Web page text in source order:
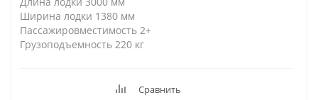
Ширина лодки 1380 мм
Пассажировместимость 2+
Грузоподъемность 220 кг
Сравнить